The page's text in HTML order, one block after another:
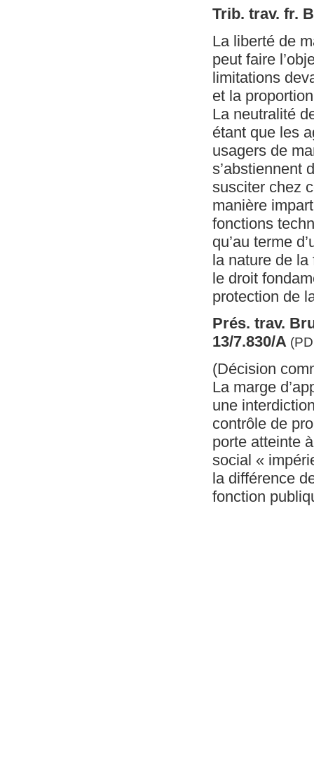
Trib. trav. fr.
La liberté de
peut faire
limitations
et la
La neutralité
étant que les
usagers de
s’abstiennent
susciter chez
manière
fonctions
qu’au terme
la nature de la
le droit
protection de
Prés. trav.
13/7.830/A
(Décision
La marge
une
contrôle de
porte atteinte
social «
la différence
fonction